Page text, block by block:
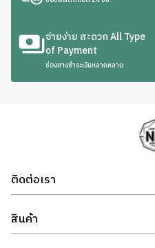
จ่ายง่าย สะดวก All Type
of Payment
ช่องทางชำระเงินหลากหลาย
ติดต่อเรา
สินค้า